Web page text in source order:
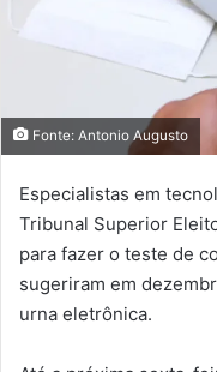
Fonte: Antonio Augusto
Especialistas em
Tribunal Superior
para fazer o teste de
sugeriram em
urna eletrônica.